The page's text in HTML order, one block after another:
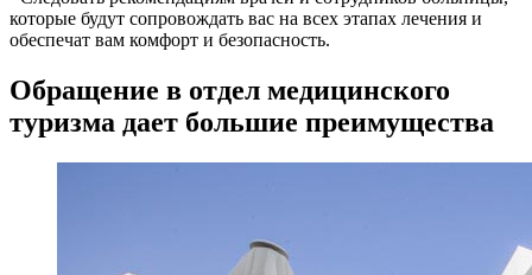
которые будут сопровождать вас на всех этапах лечения и
обеспечат вам комфорт и безопасность.
Обращение в отдел медицинского
туризма дает большие преимущества